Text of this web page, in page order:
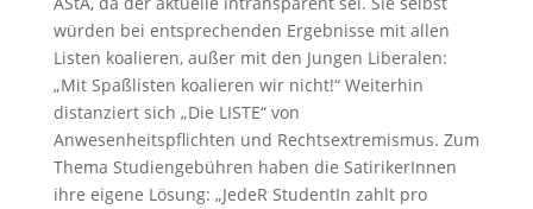
würden bei entsprechenden Ergebnisse mit allen
Listen koalieren, außer mit den Jungen Liberalen:
„Mit Spaßlisten koalieren wir nicht!“ Weiterhin
distanziert sich „Die LISTE“ von
Anwesenheitspflichten und Rechtsextremismus. Zum
Thema Studiengebühren haben die SatirikerInnen
ihre eigene Lösung: „JedeR StudentIn zahlt pro